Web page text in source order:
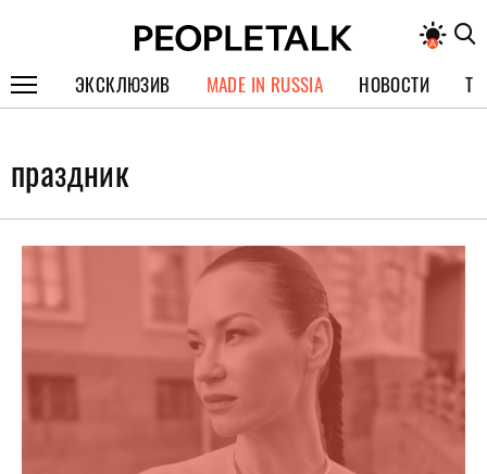
ЭКСКЛЮЗИВ
СПЕЦПРОЕКТЫ
ИНТЕРВЬЮ
MADE IN RUSSIA НОВОСТИ
праздник